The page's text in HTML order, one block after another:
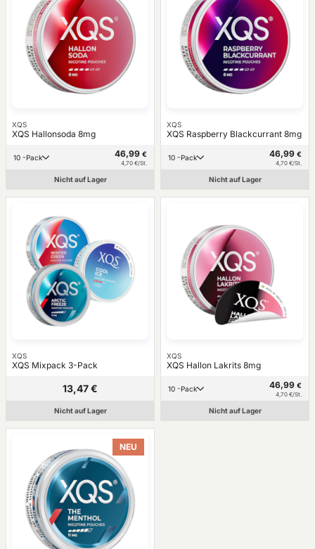
XQS
XQS Hallonsoda 8mg
10 -Pack 46,99 €
4,70 €/St.
Nicht auf Lager
XQS
XQS Raspberry Blackcurrant 8mg
10 -Pack 46,99 €
4,70 €/St.
Nicht auf Lager
XQS
XQS Mixpack 3-Pack
13,47 €
Nicht auf Lager
XQS
XQS Hallon Lakrits 8mg
10 -Pack 46,99 €
4,70 €/St.
Nicht auf Lager
NEU